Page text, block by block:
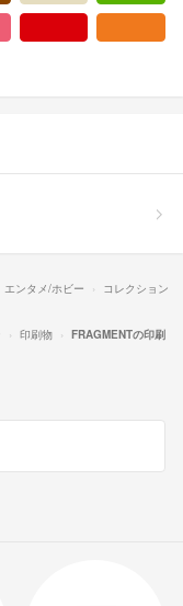
エンタメ/ホビー
コレクション
印刷物
FRAGMENTの印刷